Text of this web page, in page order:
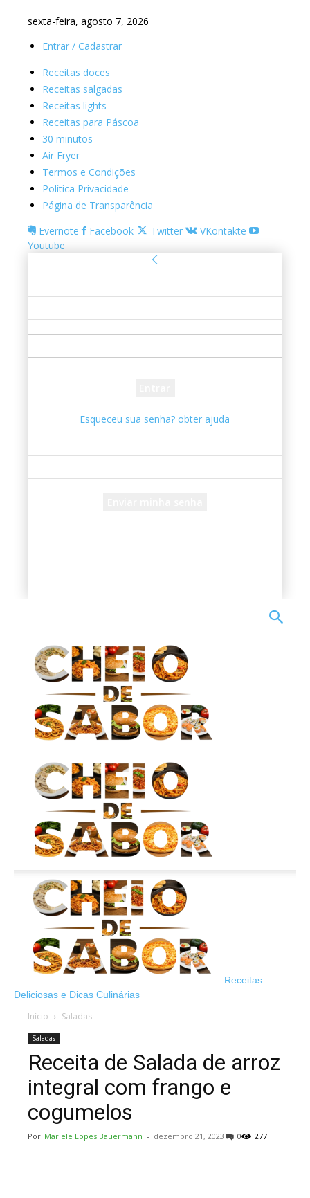
sexta-feira, agosto 7, 2026
Entrar / Cadastrar
Receitas doces
Receitas salgadas
Receitas lights
Receitas para Páscoa
30 minutos
Air Fryer
Termos e Condições
Política Privacidade
Página de Transparência
Evernote
Facebook Twitter
VKontakte
Youtube
Esqueceu sua senha? obter ajuda
Receitas
Deliciosas e Dicas Culinárias
Início Saladas
Saladas
Receita de Salada de arroz
integral com frango e
cogumelos
Por Mariele Lopes Bauermann - dezembro 21, 2023 277
0